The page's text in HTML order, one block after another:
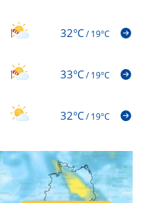
32°C/19°C
33°C/19°C
32°C/19°C